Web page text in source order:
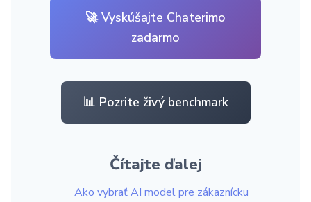
🚀 Vyskúšajte Chaterimo
zadarmo
📊 Pozrite živý benchmark
Čítajte ďalej
Ako vybrať AI model pre zákaznícku